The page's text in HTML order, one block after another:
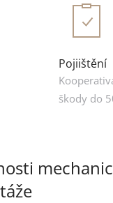
Pojiištění
škody do